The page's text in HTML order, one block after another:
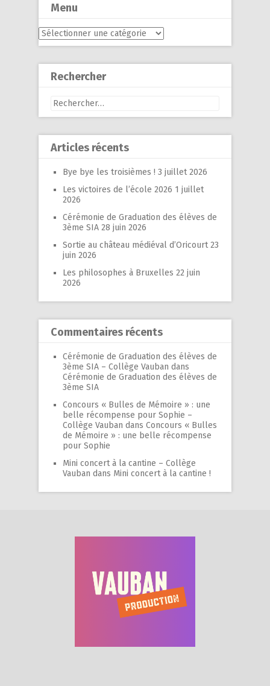
Menu
Menu
Rechercher
Rechercher :
Articles récents
Bye bye les troisièmes ! 3 juillet 2026
Les victoires de l’école 2026 1 juillet
2026
Cérémonie de Graduation des élèves de
3ème SIA 28 juin 2026
Sortie au château médiéval d’Oricourt 23
juin 2026
Les philosophes à Bruxelles 22 juin
2026
Commentaires récents
Cérémonie de Graduation des élèves de
3ème SIA – Collège Vauban dans
Cérémonie de Graduation des élèves de
3ème SIA
Concours « Bulles de Mémoire » : une
belle récompense pour Sophie –
Collège Vauban dans Concours « Bulles
de Mémoire » : une belle récompense
pour Sophie
Mini concert à la cantine – Collège
Vauban dans Mini concert à la cantine !